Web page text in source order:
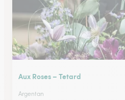
Aux Roses – Tetard
Argentan